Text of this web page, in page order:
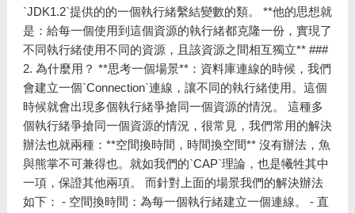
`JDK1.2`提供的的一個執行緒繫結變數的類。 **他的思想就
是：給每一個使用到這個資源的執行緒都克隆一份，實現了
不同執行緒使用不同的資源，且該資源之間相互獨立** ###
2. 為什麼用？ **思考一個場景**：資料庫連線的時候，我們
會建立一個`Connection`連線，讓不同的執行緒使用。這個
時候就會出現多個執行緒爭搶同一個資源的情況。 這種多
個執行緒爭搶同一個資源的情況，很常見，我們常用的解決
辦法也就兩種：**空間換時間，時間換空間** 沒有辦法，魚
與熊掌不可兼得也。就如我們的`CAP`理論，也是犧牲其中
一項，保證其他兩項。 而針對上面的場景我們的解決辦法
如下： - 空間換時間：為每一個執行緒建立一個連線。 - 直